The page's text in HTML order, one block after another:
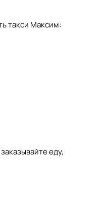
такси Максим:
еду,